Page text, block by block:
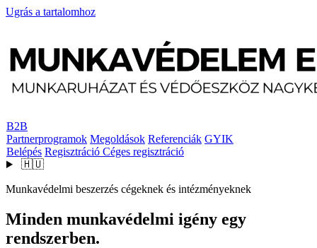
Ugrás a tartalomhoz
B2B
Partnerprogramok Megoldások Referenciák GYIK
Belépés Regisztráció Céges regisztráció
🇭🇺
Munkavédelmi beszerzés cégeknek és intézményeknek
Minden munkavédelmi igény egy
rendszerben.